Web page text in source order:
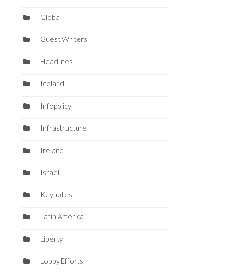
Global
Guest Writers
Headlines
Iceland
Infopolicy
Infrastructure
Ireland
Israel
Keynotes
Latin America
Liberty
Lobby Efforts